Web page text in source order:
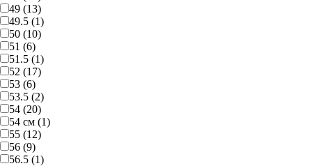
49 (13)
49.5 (1)
50 (10)
51 (6)
51.5 (1)
52 (17)
53 (6)
53.5 (2)
54 (20)
54 см (1)
55 (12)
56 (9)
56.5 (1)